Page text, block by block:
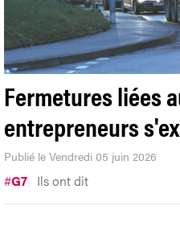
Fermetures liées
entrepreneurs
Publié le Vendredi 05 juin 2026
#G7 Ils ont dit